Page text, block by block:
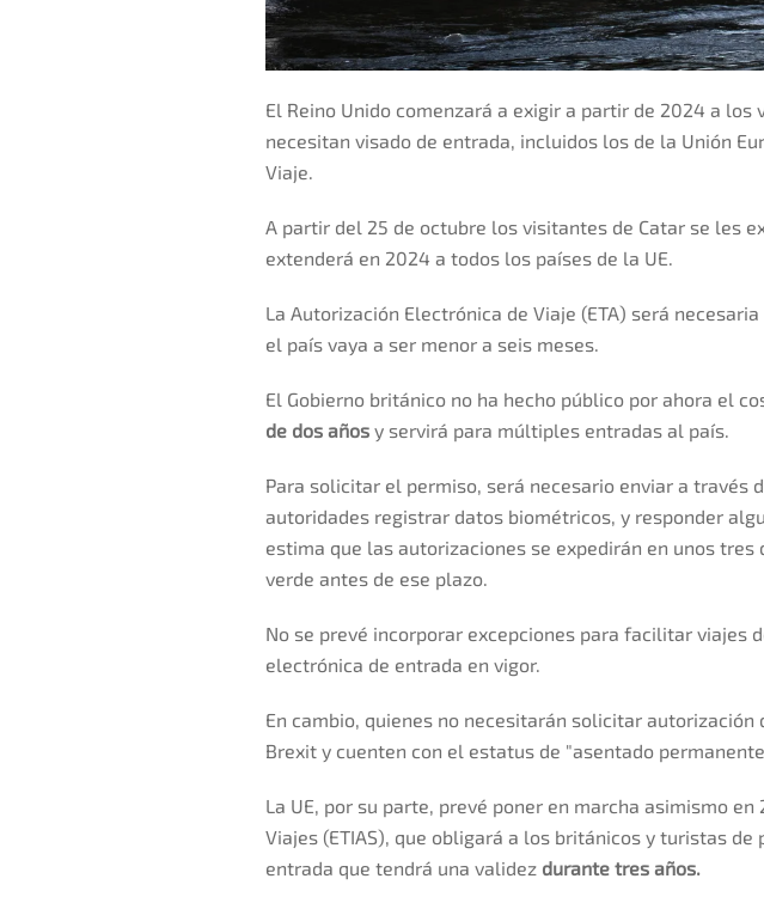
El Reino Unido comenzará a exigir a partir de 2024 a
necesitan visado de entrada, incluidos los de la Unión
Viaje.
A partir del 25 de octubre los visitantes de Catar se les
extenderá en 2024 a todos los países de la UE.
La Autorización Electrónica de Viaje (ETA) será necesaria
el país vaya a ser menor a seis meses.
El Gobierno británico no ha hecho público por ahora el
de dos años y servirá para múltiples entradas al país.
Para solicitar el permiso, será necesario enviar a
autoridades registrar datos biométricos, y responder
estima que las autorizaciones se expedirán en unos tres
verde antes de ese plazo.
No se prevé incorporar excepciones para facilitar viajes
electrónica de entrada en vigor.
En cambio, quienes no necesitarán solicitar
Brexit y cuenten con el estatus de "asentado
La UE, por su parte, prevé poner en marcha asimismo
Viajes (ETIAS), que obligará a los británicos y turistas
entrada que tendrá una validez durante tres años.